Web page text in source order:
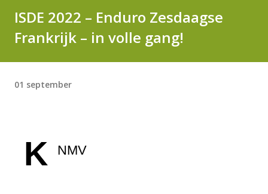
ISDE 2022 – Enduro Zesdaagse
Frankrijk – in volle gang!
01 september
K NMV